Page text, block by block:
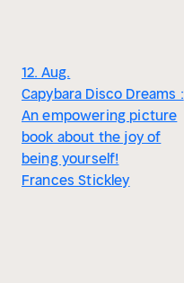
12. Aug.
Capybara Disco Dreams :
An empowering picture
book about the joy of
being yourself!
Frances Stickley